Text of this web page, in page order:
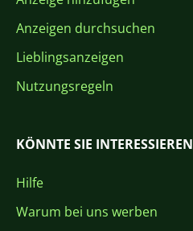
Anzeigen durchsuchen
Lieblingsanzeigen
Nutzungsregeln
KÖNNTE SIE INTERESSIEREN
Hilfe
Warum bei uns werben